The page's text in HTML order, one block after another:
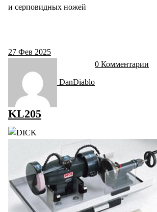
и серповидных ножей
27 Фев 2025
DanDiablo
0 Комментарии
KL205